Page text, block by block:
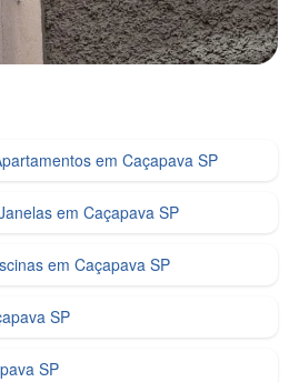
em Caçapava SP
em Caçapava SP
em Caçapava SP
SP
SP